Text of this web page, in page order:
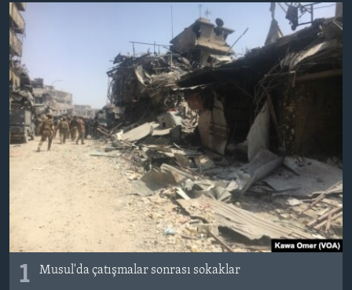
LEARNING ENGLISH
BIZI IZLƏYIN
Dillər
1 Musul'da çatışmalar sonrası sokaklar